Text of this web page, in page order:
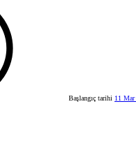
Başlangıç tarihi 11